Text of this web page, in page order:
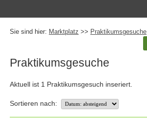
Sie sind hier: Marktplatz >> Praktikumsgesuche
Praktikumsgesuche
Aktuell ist 1 Praktikumsgesuch inseriert.
Sortieren nach: